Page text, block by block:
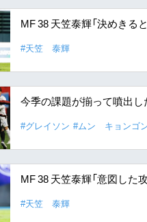
MF 38 天笠泰輝「決めきる
#天笠 泰輝
今季の課題が揃って噴出
#グレイソン #ムン キョンゴ
MF 38 天笠泰輝「意図した
#天笠 泰輝